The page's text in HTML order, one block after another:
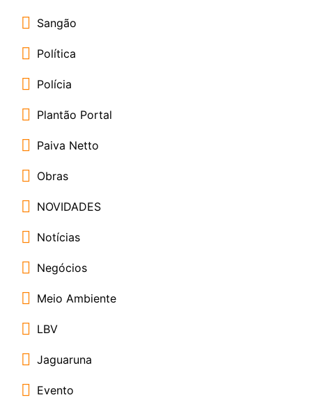
Sangão
Política
Polícia
Plantão Portal
Paiva Netto
Obras
NOVIDADES
Notícias
Negócios
Meio Ambiente
LBV
Jaguaruna
Evento